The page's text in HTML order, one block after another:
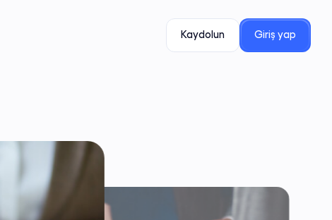
Kaydolun Giriş yap